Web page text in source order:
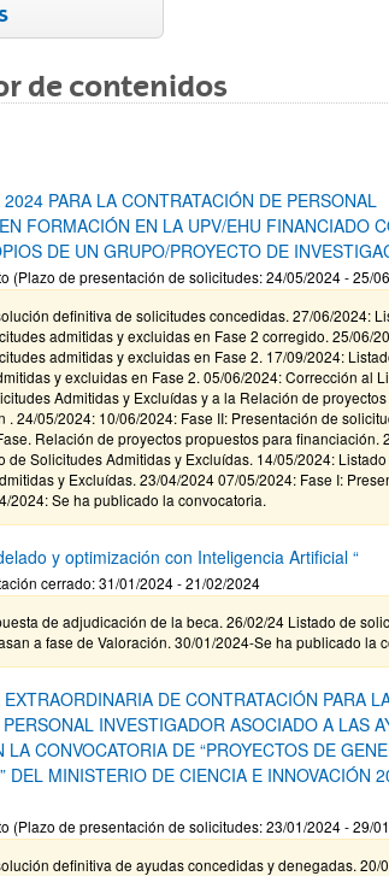
de contenidos
PARA LA CONTRATACIÓN DE PERSONAL
FORMACIÓN EN LA UPV/EHU FINANCIADO
DE UN GRUPO/PROYECTO DE
(Plazo de presentación de solicitudes: 24/05/2024 - 25/
definitiva de solicitudes concedidas. 27/06/2024:
admitidas y excluidas en Fase 2 corregido. 25/06/
admitidas y excluidas en Fase 2. 17/09/2024:
y excluidas en Fase 2. 05/06/2024: Corrección al
Admitidas y Excluídas y a la Relación de
. 24/05/2024: 10/06/2024: Fase II: Presentación de
Relación de proyectos propuestos para financiación.
de Solicitudes Admitidas y Excluídas. 14/05/2024:
y Excluídas. 23/04/2024 07/05/2024: Fase I:
2024: Se ha publicado la convocatoria.
y optimización con Inteligencia Artificial “
cerrado: 31/01/2024 - 21/02/2024
de adjudicación de la beca. 26/02/24 Listado de
a fase de Valoración. 30/01/2024-Se ha publicado la
DE CONTRATACIÓN PARA
INVESTIGADOR ASOCIADO A LAS
LA CONVOCATORIA DE “PROYECTOS DE
DEL MINISTERIO DE CIENCIA E INNOVACIÓN
(Plazo de presentación de solicitudes: 23/01/2024 - 29/
definitiva de ayudas concedidas y denegadas. 20/